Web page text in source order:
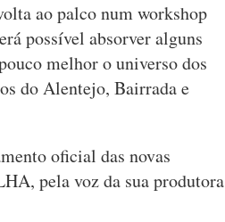
ao palco num workshop
possível absorver alguns
melhor o universo dos
do Alentejo, Bairrada e
oficial das novas
pela voz da sua produtora